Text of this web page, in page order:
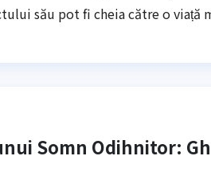
său pot fi cheia către o viață
Somn Odihnitor: